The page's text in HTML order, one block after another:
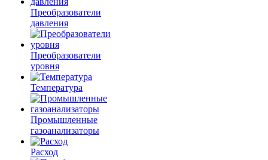
Преобразователи
давления
Преобразователи
уровня
Температура
Промышленные
газоанализаторы
Расход